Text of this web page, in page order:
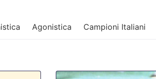
Agonistica Campioni Italiani